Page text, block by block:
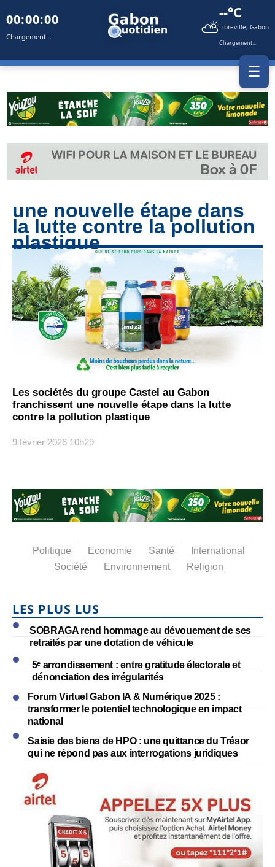
00:00:00
Chargement... ⛅
--°C
Libreville, Gabon
Chargement...
☰
une nouvelle étape dans
la lutte contre la pollution
plastique
Les sociétés du groupe Castel au Gabon
franchissent une nouvelle étape dans la lutte
contre la pollution plastique
9 février 2026 10h29
Politique Economie Santé
International
Société
Environnement Religion
LES PLUS LUS
SOBRAGA rend hommage au dévouement de ses
retraités par une dotation de véhicule
5ᵉ arrondissement : entre gratitude électorale et
dénonciation des irrégularités
Forum Virtuel Gabon IA & Numérique 2025 :
transformer le potentiel technologique en impact
national
Saisie des biens de HPO : une quittance du Trésor
qui ne répond pas aux interrogations juridiques